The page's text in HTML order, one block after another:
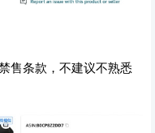
售条款，不建议不熟悉